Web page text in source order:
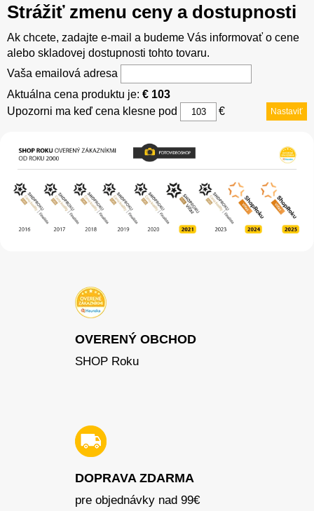
Strážiť zmenu ceny a dostupnosti
Ak chcete, zadajte e-mail a budeme Vás informovať o cene
alebo skladovej dostupnosti tohto tovaru.
Vaša emailová adresa
Aktuálna cena produktu je: € 103
Upozorni ma keď cena klesne pod
€ Nastaviť
OVERENÝ OBCHOD
SHOP Roku
DOPRAVA ZDARMA
pre objednávky nad 99€